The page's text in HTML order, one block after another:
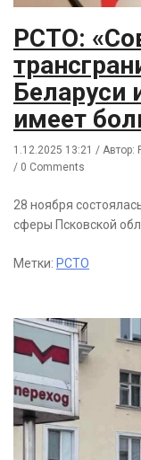
РСТО:
Беларуси
имеет
1.12.2025 13:21 / Автор:
/ 0 Comments
28 ноября
сферы Псковской
Метки: РСТО